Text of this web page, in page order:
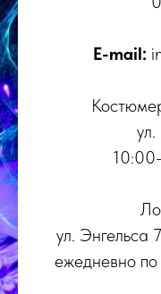
E-mail:
ул. Энгельса
ежедневно по